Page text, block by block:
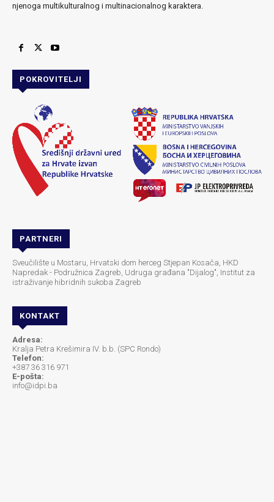
njenoga multikulturalnog i multinacionalnog karaktera.
POKROVITELJI
PARTNERI
Sveučilište u Mostaru, Hrvatski dom herceg Stjepan Kosača, HKD
Napredak - Podružnica Zagreb, Udruga građana "Dijalog", Institut za
istraživanje hibridnih sukoba Zagreb
KONTAKT
Adresa:
Kralja Petra Krešimira IV. b.b. (SPC Rondo)
Telefon:
+387 36 316 971
E-pošta:
info@idpi.ba